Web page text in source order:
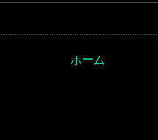
ホーム